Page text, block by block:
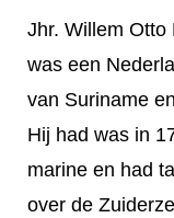
Jhr. Willem Otto
was een
van Suriname
Hij had was in
marine en had
over de